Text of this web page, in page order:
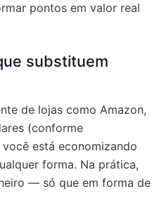
pontos em valor real
substituem
de lojas como Amazon,
(conforme
está economizando
forma. Na prática,
— só que em forma de